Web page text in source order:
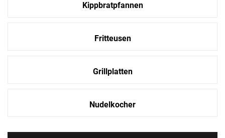
Kippbratpfannen
Fritteusen
Grillplatten
Nudelkocher